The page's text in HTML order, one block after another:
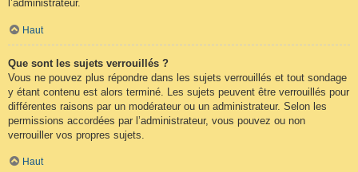
l’administrateur.
Haut
Que sont les sujets verrouillés ?
Vous ne pouvez plus répondre dans les sujets verrouillés et tout sondage
y étant contenu est alors terminé. Les sujets peuvent être verrouillés pour
différentes raisons par un modérateur ou un administrateur. Selon les
permissions accordées par l’administrateur, vous pouvez ou non
verrouiller vos propres sujets.
Haut